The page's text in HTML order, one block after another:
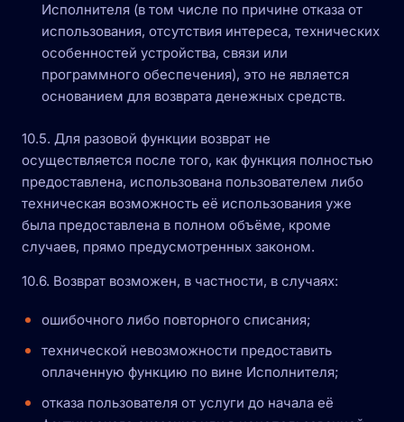
Исполнителя (в том числе по причине отказа от
использования, отсутствия интереса, технических
особенностей устройства, связи или
программного обеспечения), это не является
основанием для возврата денежных средств.
10.5. Для разовой функции возврат не
осуществляется после того, как функция полностью
предоставлена, использована пользователем либо
техническая возможность её использования уже
была предоставлена в полном объёме, кроме
случаев, прямо предусмотренных законом.
10.6. Возврат возможен, в частности, в случаях:
ошибочного либо повторного списания;
технической невозможности предоставить
оплаченную функцию по вине Исполнителя;
отказа пользователя от услуги до начала её